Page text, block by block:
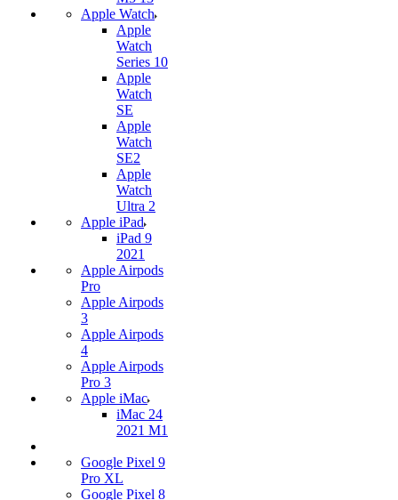
Apple Watch
Apple
Watch
Series 10
Apple
Watch
SE
Apple
Watch
SE2
Apple
Watch
Ultra 2
Apple iPad
iPad 9
2021
Apple Airpods
Pro
Apple Airpods
3
Apple Airpods
4
Apple Airpods
Pro 3
Apple iMac
iMac 24
2021 M1
Google Pixel 9
Pro XL
Google Pixel 8